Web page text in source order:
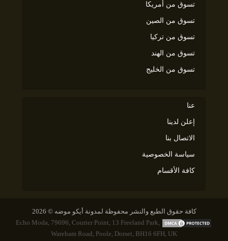
تسوق من أمريكا
تسوق من الصين
تسوق من تركيا
تسوق من الهند
تسوق من الخليج
عنا
إعلن لدينا
الاتصال بنا
سياسة الخصوصية
كافة الأقسام
كافة حقوق الطبع والنشر محفوظة لمدونة أيكو موضه © 2026
Echo Moda, 79696, Courier Point, 13 Freeland Park,
Wareham Road, Poole, Dorset, BH16 6FH, UK